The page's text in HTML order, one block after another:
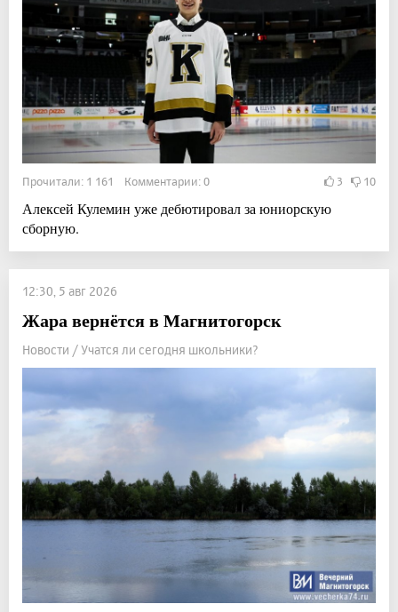
Прочитали: 1 161 Комментарии: 0 3 10
Алексей Кулемин уже дебютировал за юниорскую
сборную.
12:30, 5 авг 2026
Жара вернётся в Магнитогорск
Новости / Учатся ли сегодня школьники?